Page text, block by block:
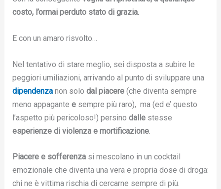
costo, l’ormai perduto stato di grazia.
E con un amaro risvolto…
Nel tentativo di stare meglio, sei disposta a subire le
peggiori umiliazioni, arrivando al punto di sviluppare una
dipendenzanon solo dal piacere(che diventa sempre
meno appagante esempre più raro), ma (ed e’ questo
l’aspetto più pericoloso!) persino dallestesse
esperienze di violenza e mortificazione.
Piacere e sofferenzasi mescolano in un cocktail
emozionale che diventa una vera e propria dose di droga:
chi ne è vittima rischia di cercarne sempre di più.